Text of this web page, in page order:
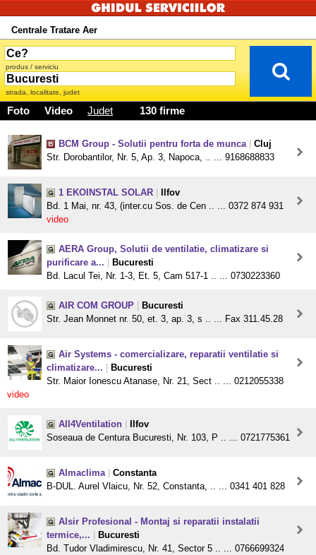
Centrale Tratare Aer
produs / serviciu
strada, localitate, judet
Foto Video Judet 130 firme
BCM Group - Solutii pentru forta de munca
Cluj
Str. Dorobantilor, Nr. 5, Ap. 3, Napoca, .. ... 9168688833
1 EKOINSTAL SOLAR
Ilfov
Bd. 1 Mai, nr. 43, (inter.cu Sos. de Cen .. ... 0372 874 931
video
AERA Group, Solutii de ventilatie, climatizare si
purificare a...
Bucuresti
Bd. Lacul Tei, Nr. 1-3, Et. 5, Cam 517-1 .. ... 0730223360
AIR COM GROUP
Bucuresti
Str. Jean Monnet nr. 50, et. 3, ap. 3, s .. ... Fax 311.45.28
Air Systems - comercializare, reparatii ventilatie si
climatizare...
Bucuresti
Str. Maior Ionescu Atanase, Nr. 21, Sect .. ... 0212055338
video
All4Ventilation
Ilfov
Soseaua de Centura Bucuresti, Nr. 103, P .. ... 0721775361
Almaclima
Constanta
B-DUL. Aurel Vlaicu, Nr. 52, Constanta, .. ... 0341 401 828
Alsir Profesional - Montaj si reparatii instalatii
termice,...
Bucuresti
Bd. Tudor Vladimirescu, Nr. 41, Sector 5 .. ... 0766699324